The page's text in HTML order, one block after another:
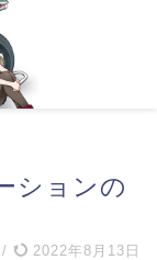
ションの
/ 2022年8月13日